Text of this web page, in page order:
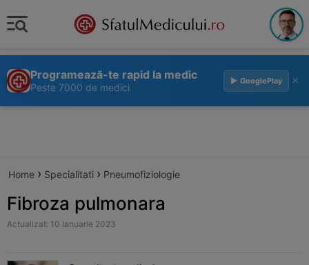
Programează-te rapid la medic
Peste 7000 de medici
▶ GooglePlay ×
Home › Specialitati › Pneumofiziologie
Fibroza pulmonara
Actualizat: 10 Ianuarie 2023